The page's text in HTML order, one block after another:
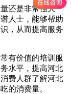
还是非常强大
人士，能够帮助
，从而提高服务
有价值的培训服
水平，提高河北
费人群了解河北
的消费量。